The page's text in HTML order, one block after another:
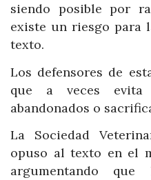
siendo posible por
existe un riesgo para
texto.
Los defensores de
que a veces
abandonados o
La Sociedad
opuso al texto en el
argumentando